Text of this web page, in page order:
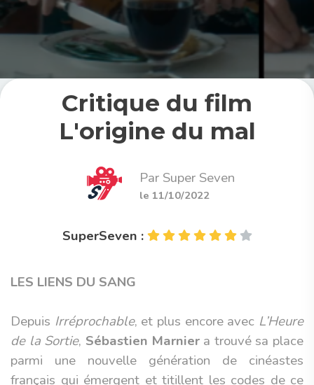
Critique du film
L'origine du mal
Par Super Seven
le 11/10/2022
SuperSeven :
LES LIENS DU SANG
Depuis Irréprochable, et plus encore avec L’Heure
de la Sortie, Sébastien Marniera trouvé sa place
parmi une nouvelle génération de cinéastes
français qui émergent et titillent les codes de ce